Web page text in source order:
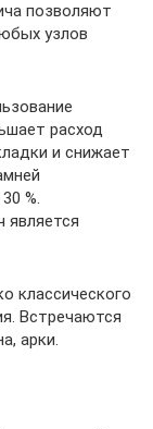
позволяют
узлов
расход
и снижает
%.
является
классического
Встречаются
арки.